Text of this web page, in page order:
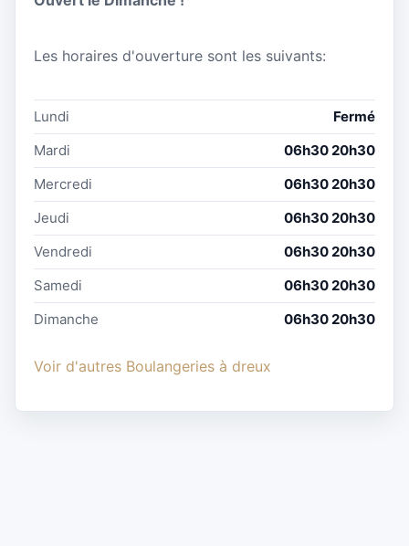
Les horaires d'ouverture sont les suivants:
Lundi
Fermé
Mardi
06h30 20h30
Mercredi
06h30 20h30
Jeudi
06h30 20h30
Vendredi
06h30 20h30
Samedi
06h30 20h30
Dimanche
06h30 20h30
Voir d'autres Boulangeries à dreux